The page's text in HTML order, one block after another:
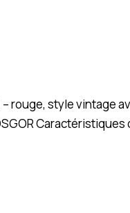
rouge, style vintage
Caractéristiques